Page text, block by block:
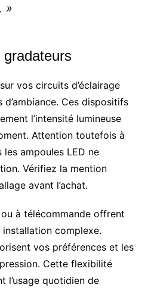
»
vos circuits d’éclairage
Ces dispositifs
l’intensité lumineuse
Attention toutefois à
ampoules LED ne
Vérifiez la mention
avant l’achat.
à télécommande offrent
complexe.
vos préférences et les
Cette flexibilité
l’usage quotidien de